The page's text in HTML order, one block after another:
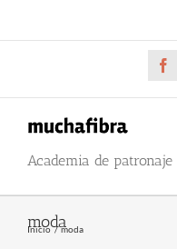
al
Academia de
moda
Inicio moda